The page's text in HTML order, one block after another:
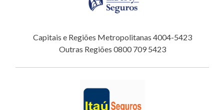
Capitais e Regiões Metropolitanas 4004-5423
Outras Regiões 0800 709 5423